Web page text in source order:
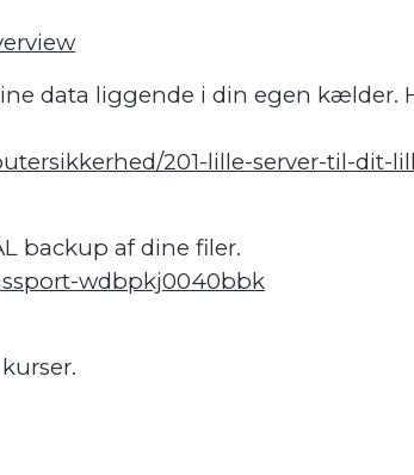
data liggende i din egen
201-lille-server-til-dit-
backup af dine filer.
wdbpkj0040bbk